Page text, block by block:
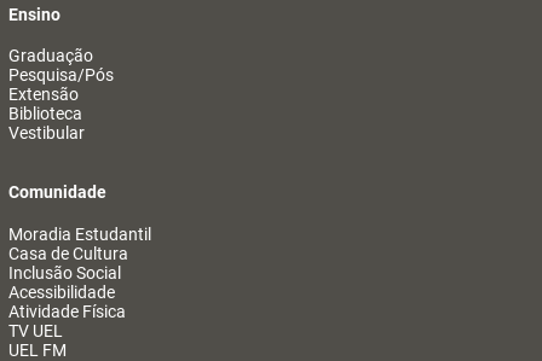
Ensino
Graduação
Pesquisa/Pós
Extensão
Biblioteca
Vestibular
Comunidade
Moradia Estudantil
Casa de Cultura
Inclusão Social
Acessibilidade
Atividade Física
TV UEL
UEL FM